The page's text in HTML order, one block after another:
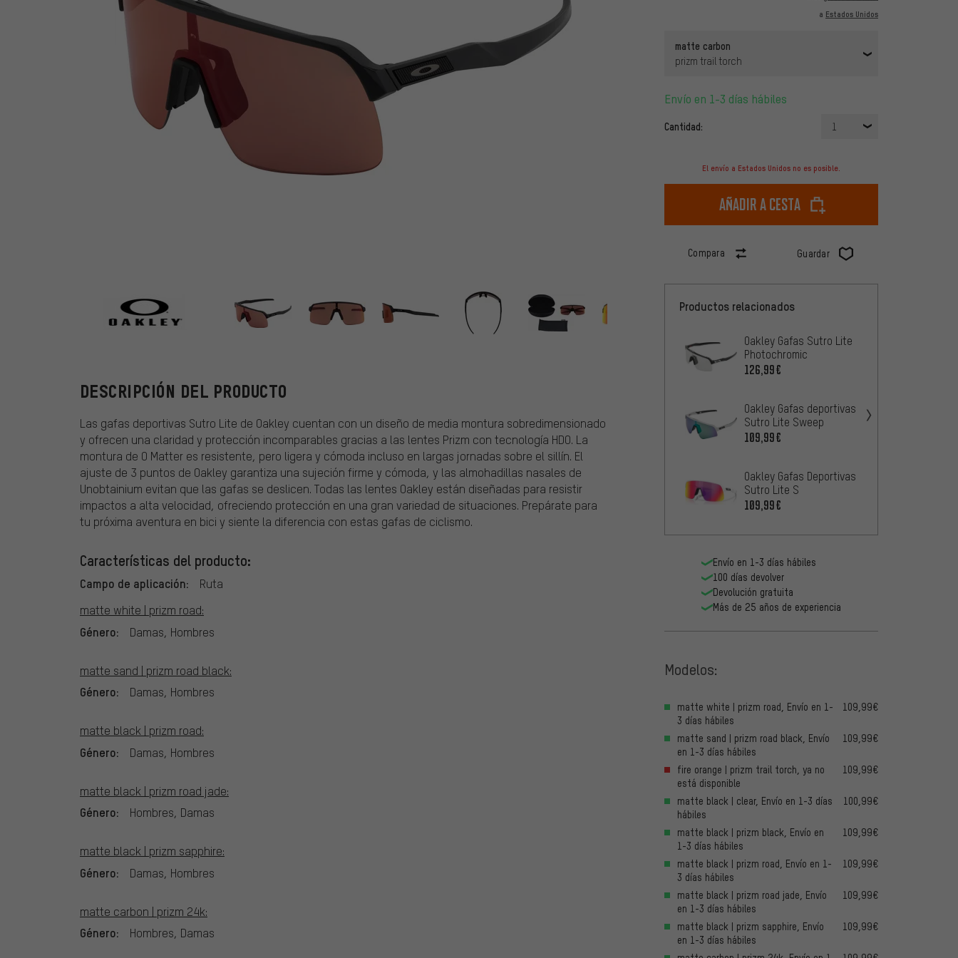
a Estados Unidos
matte carbon
prizm trail torch
Envío en 1-3 días hábiles
Cantidad: 1
El envío a Estados Unidos no es posible.
Añadir a cesta
Compara Guardar
Oakley
DESCRIPCIÓN DEL PRODUCTO
Las gafas deportivas Sutro Lite de Oakley cuentan con un diseño de media montura sobredimensionado
y ofrecen una claridad y protección incomparables gracias a las lentes Prizm con tecnología HDO. La
montura de O Matter es resistente, pero ligera y cómoda incluso en largas jornadas sobre el sillín. El
ajuste de 3 puntos de Oakley garantiza una sujeción firme y cómoda, y las almohadillas nasales de
Unobtainium evitan que las gafas se deslicen. Todas las lentes Oakley están diseñadas para resistir
impactos a alta velocidad, ofreciendo protección en una gran variedad de situaciones. Prepárate para
tu próxima aventura en bici y siente la diferencia con estas gafas de ciclismo.
Características del producto:
Campo de aplicación:
Ruta
matte white | prizm road:
Género: Damas, Hombres
matte sand | prizm road black:
Género: Damas, Hombres
matte black | prizm road:
Género: Damas, Hombres
matte black | prizm road jade:
Género: Hombres, Damas
matte black | prizm sapphire:
Género: Damas, Hombres
matte carbon | prizm 24k:
Género: Hombres, Damas
Productos relacionados
Oakley Gafas Sutro Lite
Photochromic
126,99€
Oakley Gafas deportivas
Sutro Lite Sweep
109,99€
Oakley Gafas Deportivas
Sutro Lite S
109,99€
Envío en 1-3 días hábiles
100 días devolver
Devolución gratuita
Más de 25 años de experiencia
Modelos:
matte white | prizm road, Envío en 1-
3 días hábiles
109,99€
matte sand | prizm road black, Envío
en 1-3 días hábiles
109,99€
fire orange | prizm trail torch, ya no
está disponible
109,99€
matte black | clear, Envío en 1-3 días
hábiles
100,99€
matte black | prizm black, Envío en
1-3 días hábiles
109,99€
matte black | prizm road, Envío en 1-
3 días hábiles
109,99€
matte black | prizm road jade, Envío
en 1-3 días hábiles
109,99€
matte black | prizm sapphire, Envío
en 1-3 días hábiles
109,99€